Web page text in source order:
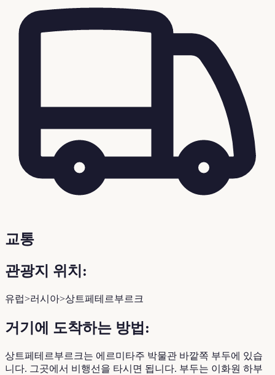
교통
관광지 위치:
유럽>러시아>상트페테르부르크
거기에 도착하는 방법:
상트페테르부르크는 에르미타주 박물관 바깥쪽 부두에 있습
니다. 그곳에서 비행선을 타시면 됩니다. 부두는 이화원 하부